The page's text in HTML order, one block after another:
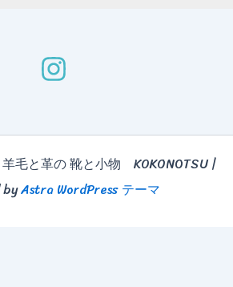
毛と革の 靴と小物 KOKONOTSU |
byAstra WordPress テーマ